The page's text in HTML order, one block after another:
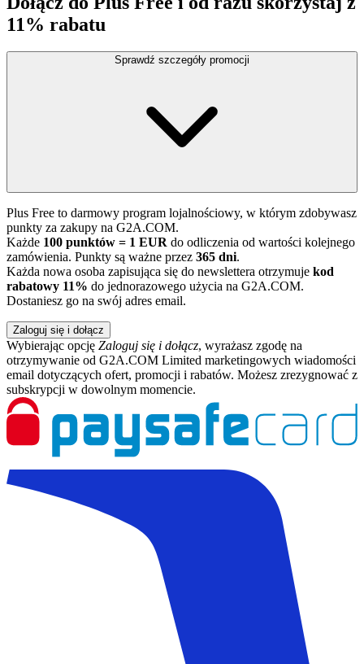
11% rabatu
Sprawdź szczegóły promocji
Plus Free to darmowy program lojalnościowy, w którym zdobywasz
punkty za zakupy na G2A.COM.
Każde 100 punktów = 1 EUR do odliczenia od wartości kolejnego
zamówienia. Punkty są ważne przez 365 dni.
Każda nowa osoba zapisująca się do newslettera otrzymuje kod
rabatowy 11% do jednorazowego użycia na G2A.COM.
Dostaniesz go na swój adres email.
Zaloguj się i dołącz
Wybierając opcję Zaloguj się i dołącz, wyrażasz zgodę na
otrzymywanie od G2A.COM Limited marketingowych wiadomości
email dotyczących ofert, promocji i rabatów. Możesz zrezygnować z
subskrypcji w dowolnym momencie.